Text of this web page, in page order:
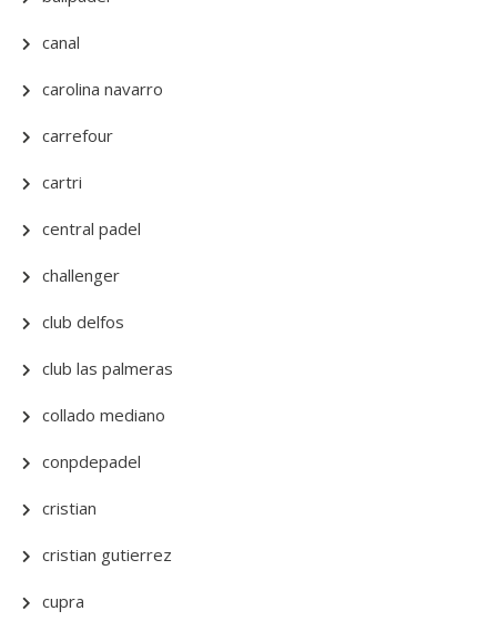
canal
carolina navarro
carrefour
cartri
central padel
challenger
club delfos
club las palmeras
collado mediano
conpdepadel
cristian
cristian gutierrez
cupra